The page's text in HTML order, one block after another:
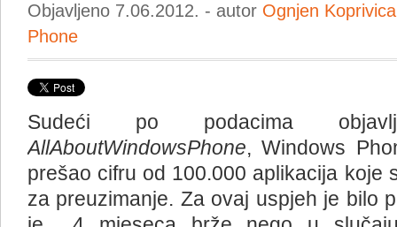
Objavljeno 7.06.2012. - autor Ognjen Koprivica
Phone
Sudeći po podacima
AllAboutWindowsPhone, Windows
prešao cifru od 100.000 aplikacija koje
za preuzimanje. Za ovaj uspjeh je bilo